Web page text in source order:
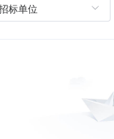
标单位